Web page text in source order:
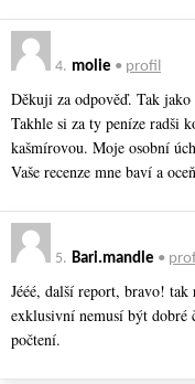
4. molie • profil
Děkuji za odpověď. Tak
Takhle si za ty peníze radši
kašmírovou. Moje osobní
Vaše recenze mne baví a
5. Bari.mandle •
Jééé, další report, bravo!
exklusivní nemusí být dobré
počtení.